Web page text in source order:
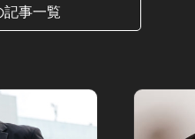
記事一覧